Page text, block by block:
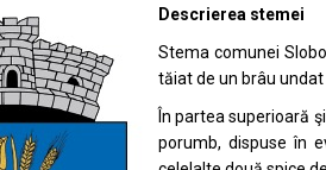
Descrierea stemei
Stema comunei
tăiat de un brâu undat
În partea superioară
porumb, dispuse în